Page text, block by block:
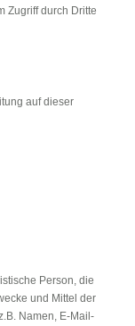
Zugriff durch Dritte
auf dieser
Person, die
und Mittel der
Namen, E-Mail-